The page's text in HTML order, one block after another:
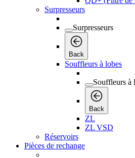
Surpresseurs
Surpresseurs
Back
Souffleurs à lobes
Souffleurs à
Back
ZL
ZL VSD
Réservoirs
Pièces de rechange